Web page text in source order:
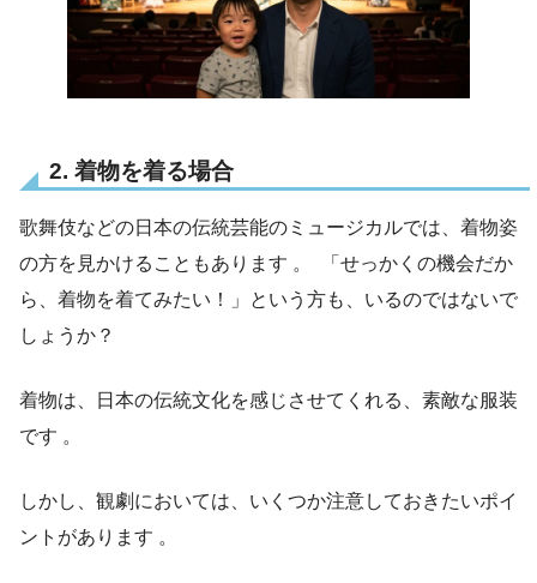
2. 着物を着る場合
歌舞伎などの日本の伝統芸能のミュージカルでは、着物姿
の方を見かけることもあります 。 「せっかくの機会だか
ら、着物を着てみたい！」という方も、いるのではないで
しょうか？
着物は、日本の伝統文化を感じさせてくれる、素敵な服装
です 。
しかし、観劇においては、いくつか注意しておきたいポイ
ントがあります 。